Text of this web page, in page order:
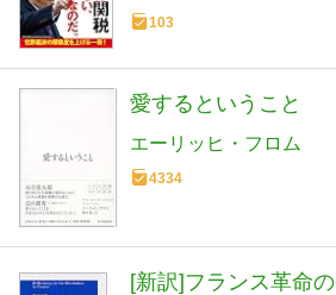
103
愛するということ
エーリッヒ・フロム
4334
[新訳]フランス革命